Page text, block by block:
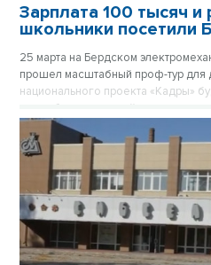
Зарплата 100 тысяч и
школьники посетили
25 марта на Бердском
прошел масштабный проф-тур для
национального проекта «Кадры»
как работает крупнейшее
региона, обеспечивающее в том
высокоточными приборами уже 67